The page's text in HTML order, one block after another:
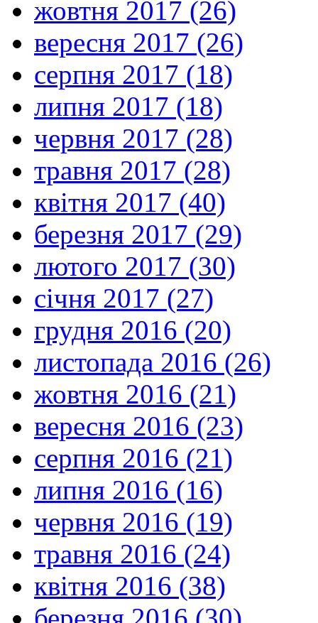
жовтня 2017 (26)
вересня 2017 (26)
серпня 2017 (18)
липня 2017 (18)
червня 2017 (28)
травня 2017 (28)
квітня 2017 (40)
березня 2017 (29)
лютого 2017 (30)
січня 2017 (27)
грудня 2016 (20)
листопада 2016 (26)
жовтня 2016 (21)
вересня 2016 (23)
серпня 2016 (21)
липня 2016 (16)
червня 2016 (19)
травня 2016 (24)
квітня 2016 (38)